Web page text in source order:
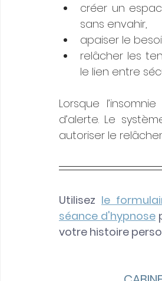
créer un
sans envahir,
apaiser le
relâcher les
le lien entre
Lorsque
d’alerte. Le
autoriser le
Utilisez le
séance d'hypnose
votre histoire